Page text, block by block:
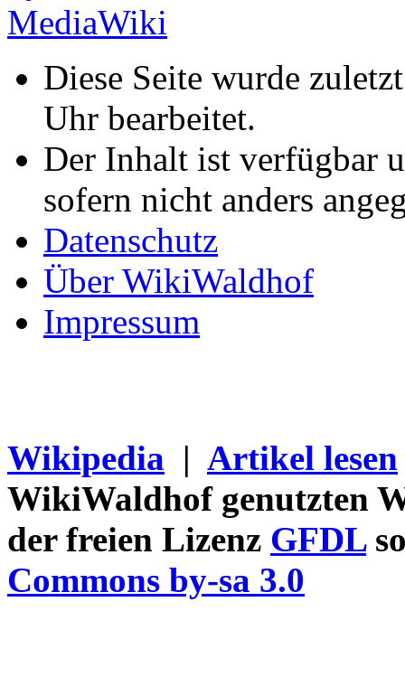
Diese Seite wurde
Uhr bearbeitet.
Der Inhalt ist verfügbar
sofern nicht anders
Datenschutz
Über WikiWaldhof
Impressum
Wikipedia | Artikel lesen
WikiWaldhof genutzten
der freien Lizenz GFDL
Commons by-sa 3.0